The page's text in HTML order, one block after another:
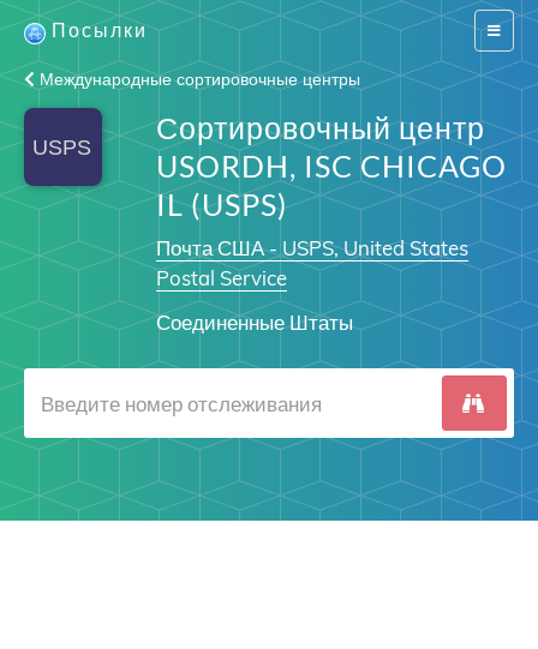
Switch
Посылки
Международные сортировочные центры
Сортировочный центр
USORDH, ISC CHICAGO
IL (USPS)
Почта США - USPS, United States
Postal Service
Соединенные Штаты